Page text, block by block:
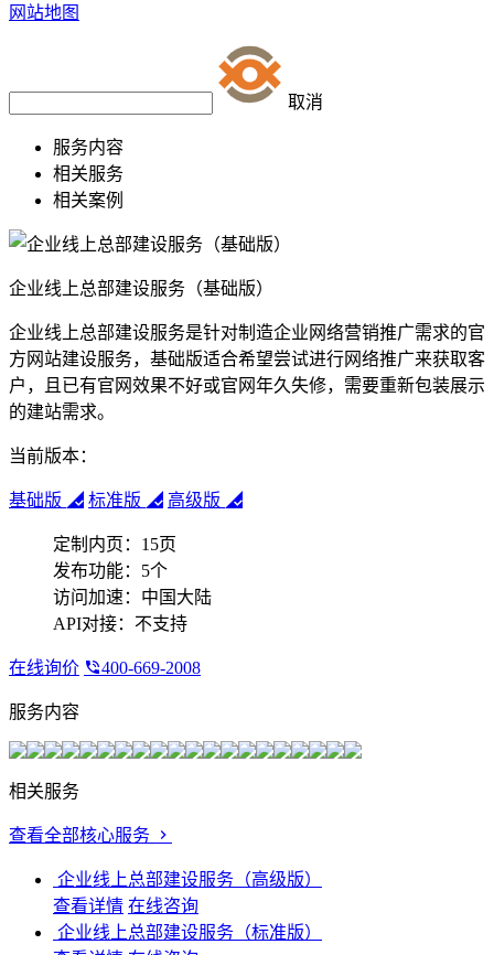
网站地图
取消
服务内容
相关服务
相关案例
企业线上总部建设服务（基础版）
企业线上总部建设服务是针对制造企业网络营销推广需求的官
方网站建设服务，基础版适合希望尝试进行网络推广来获取客
户，且已有官网效果不好或官网年久失修，需要重新包装展示
的建站需求。
当前版本：
基础版 标准版 高级版
定制内页： 15页
发布功能： 5个
访问加速： 中国大陆
API对接： 不支持
在线询价 400-669-2008
服务内容
相关服务
查看全部核心服务
企业线上总部建设服务（高级版）
查看详情 在线咨询
企业线上总部建设服务（标准版）